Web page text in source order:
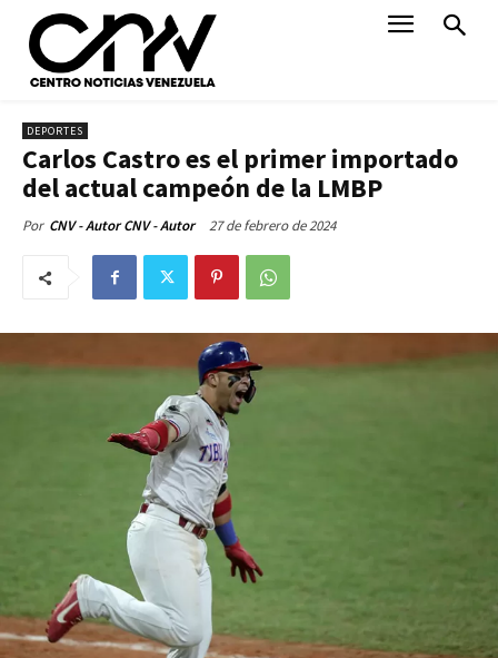
DEPORTES
Carlos Castro es el primer importado
del actual campeón de la LMBP
Por CNV - Autor CNV - Autor 27 de febrero de 2024